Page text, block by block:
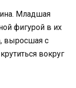
Младшая
фигурой в их
выросшая с
вокруг